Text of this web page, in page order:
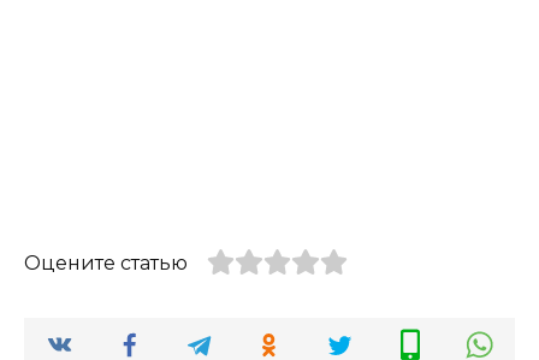
Оцените статью